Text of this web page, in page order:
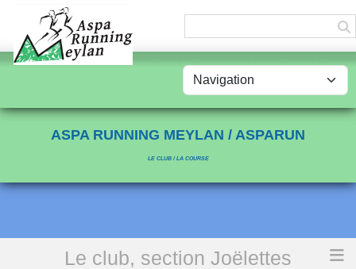
ASPA RUNNING MEYLAN / ASPARUN
LE CLUB / LA COURSE
Le club, section Joëlettes
Les documents
Panneau de gestion des cookies